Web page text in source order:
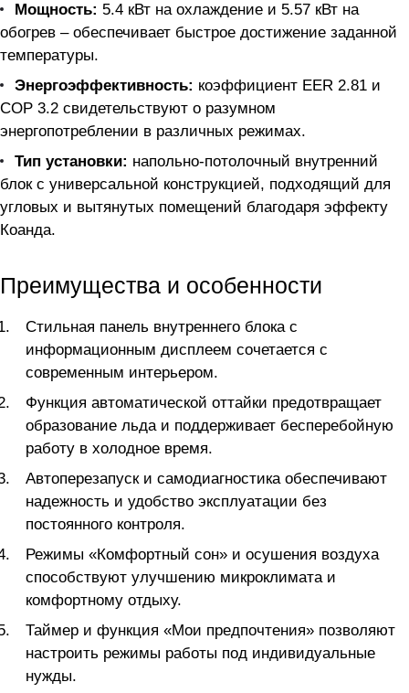
Мощность: 5.4 кВт на охлаждение и 5.57 кВт на
обогрев – обеспечивает быстрое достижение заданной
температуры.
Энергоэффективность: коэффициент EER 2.81 и
COP 3.2 свидетельствуют о разумном
энергопотреблении в различных режимах.
Тип установки: напольно-потолочный внутренний
блок с универсальной конструкцией, подходящий для
угловых и вытянутых помещений благодаря эффекту
Коанда.
Преимущества и особенности
Стильная панель внутреннего блока с
информационным дисплеем сочетается с
современным интерьером.
Функция автоматической оттайки предотвращает
образование льда и поддерживает бесперебойную
работу в холодное время.
Автоперезапуск и самодиагностика обеспечивают
надежность и удобство эксплуатации без
постоянного контроля.
Режимы «Комфортный сон» и осушения воздуха
способствуют улучшению микроклимата и
комфортному отдыху.
Таймер и функция «Мои предпочтения» позволяют
настроить режимы работы под индивидуальные
нужды.